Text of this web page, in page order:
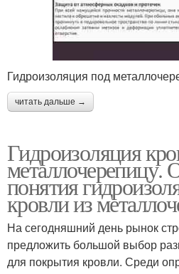
Гидроизоляция под
читать дальше →
Гидроизоляция
металлочерепицу.
понятия
кровли из
На сегодняшний день рынок
предложить большой выбор
для покрытия кровли. Среди